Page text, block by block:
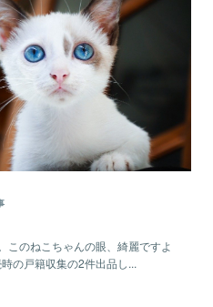
このねこちゃんの眼、綺麗ですよ
の戸籍収集の2件出品し...